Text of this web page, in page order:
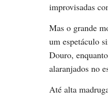
improvisadas
Mas o grande
um espetáculo
Douro,
alaranjados no
Até alta